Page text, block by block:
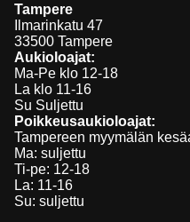
Tampere
Ilmarinkatu 47
33500 Tampere
Aukioloajat:
Ma-Pe klo 12-18
La klo 11-16
Su Suljettu
Poikkeusaukioloajat:
Tampereen myymälän
Ma: suljettu
Ti-pe: 12-18
La: 11-16
Su: suljettu